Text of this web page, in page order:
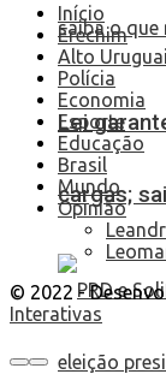
Lei
cargas;
Início
Erechim
Alto Uruguai
Polícia
Economia
Esporte
Educação
Brasil
Mundo
Opinião
© 2022 -
Interativas